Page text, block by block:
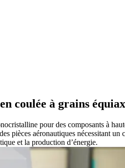
coulée à grains
pour des composants à
pièces aéronautiques nécessitant
et la production d’énergie.